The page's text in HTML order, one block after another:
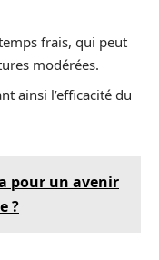
frais, qui peut
modérées.
ainsi l’efficacité du
pour un avenir
?